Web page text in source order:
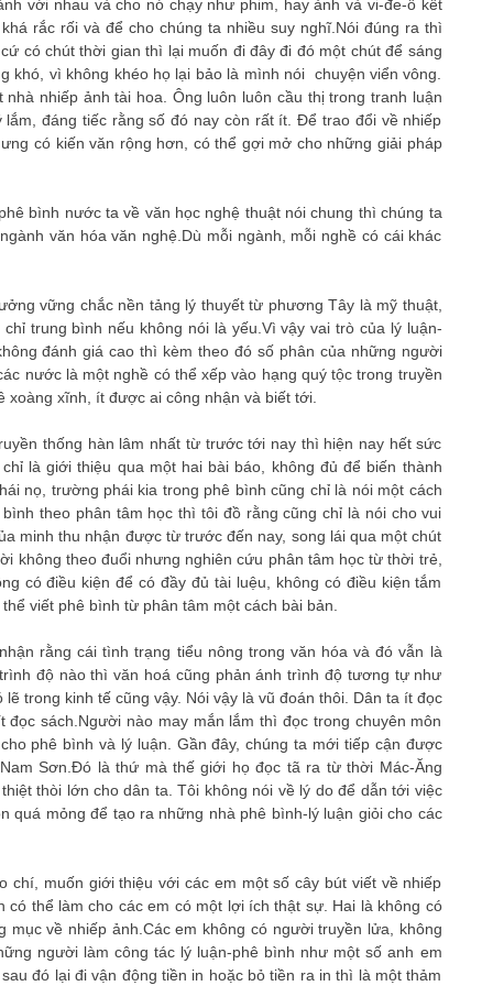
với nhau và cho nó chạy như phim, hay ảnh và vi-đe-ô kết
rắc rối và để cho chúng ta nhiều suy nghĩ.Nói đúng ra thì
có chút thời gian thì lại muốn đi đây đi đó một chút để sáng
khó, vì không khéo họ lại bảo là mình nói chuyện viển vông.
nhiếp ảnh tài hoa. Ông luôn luôn cầu thị trong tranh luận
đáng tiếc rằng số đó nay còn rất ít. Để trao đổi về nhiếp
có kiến văn rộng hơn, có thể gợi mở cho những giải pháp
bình nước ta về văn học nghệ thuật nói chung thì chúng ta
văn hóa văn nghệ.Dù mỗi ngành, mỗi nghề có cái khác
vững chắc nền tảng lý thuyết từ phương Tây là mỹ thuật,
trung bình nếu không nói là yếu.Vì vậy vai trò của lý luận-
đánh giá cao thì kèm theo đó số phân của những người
nước là một nghề có thể xếp vào hạng quý tộc trong truyền
xĩnh, ít được ai công nhận và biết tới.
thống hàn lâm nhất từ trước tới nay thì hiện nay hết sức
là giới thiệu qua một hai bài báo, không đủ để biến thành
nọ, trường phái kia trong phê bình cũng chỉ là nói một cách
theo phân tâm học thì tôi đồ rằng cũng chỉ là nói cho vui
minh thu nhận được từ trước đến nay, song lái qua một chút
không theo đuổi nhưng nghiên cứu phân tâm học từ thời trẻ,
có điều kiện để có đầy đủ tài luệu, không có điều kiện tắm
viết phê bình từ phân tâm một cách bài bản.
rằng cái tình trạng tiểu nông trong văn hóa và đó vẫn là
độ nào thì văn hoá cũng phản ánh trình độ tương tự như
trong kinh tế cũng vậy. Nói vậy là vũ đoán thôi. Dân ta ít đọc
sách.Người nào may mắn lắm thì đọc trong chuyên môn
phê bình và lý luận. Gần đây, chúng ta mới tiếp cận được
Sơn.Đó là thứ mà thế giới họ đọc tã ra từ thời Mác-Ăng
thòi lớn cho dân ta. Tôi không nói về lý do để dẫn tới việc
quá mỏng để tạo ra những nhà phê bình-lý luận giỏi cho các
chí, muốn giới thiệu với các em một số cây bút viết về nhiếp
thể làm cho các em có một lợi ích thật sự. Hai là không có
về nhiếp ảnh.Các em không có người truyền lửa, không
người làm công tác lý luận-phê bình như một số anh em
đó lại đi vận động tiền in hoặc bỏ tiền ra in thì là một thảm